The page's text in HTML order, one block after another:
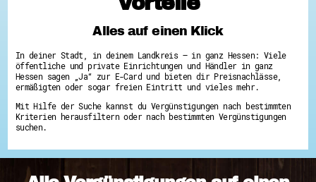
Hessen hilft Ukraine
Zeig uns dein Ehrenamt
Wettbewerb | Trikotwettbewerb
Wettbewerb | 80 Jahre Hessen - Engagement
mit Herz
8 Vereine x 80 Jahre x 1.000 €
Menschen des Respekts
SHARE IT: Teile deine Infos!
Gestalte dein Ehrenamt
Ehrenamts-Card Hessen
Alles auf einen Klick
In deiner Stadt, in deinem Landkreis – in ganz Hessen: Viele
öffentliche und private Einrichtungen und Händler in ganz
Hessen sagen „Ja“ zur E-Card und bieten dir Preisnachlässe,
ermäßigten oder sogar freien Eintritt und vieles mehr.
Mit Hilfe der Suche kannst du Vergünstigungen nach bestimmten
Kriterien herausfiltern oder nach bestimmten Vergünstigungen
suchen.